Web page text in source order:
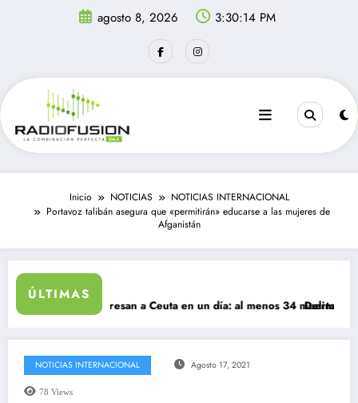
agosto 8, 2026 3:30:14 PM
Inicio NOTICIAS
NOTICIAS INTERNACIONAL
Portavoz talibán asegura que «permitirán» educarse a las mujeres de
Afganistán
ÚLTIMAS
migrantes ingresan a Ceuta en un día: al menos 34 muertos en la
Delincuentes
NOTICIAS INTERNACIONAL Agosto 17, 2021
78 Views